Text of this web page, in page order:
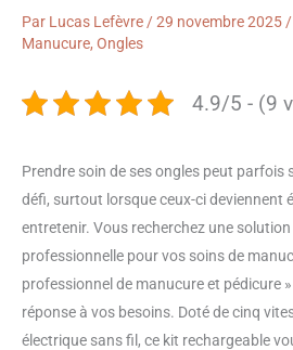
Par Lucas Lefèvre /29 novembre 2025 /
Manucure, Ongles
4.9/5 - (9
Prendre soin de ses ongles peut parfois
défi, surtout lorsque ceux-ci deviennent
entretenir. Vous recherchez une
professionnelle pour vos soins de
professionnel de manucure et pédicure
réponse à vos besoins. Doté de cinq
électrique sans fil, ce kit rechargeable